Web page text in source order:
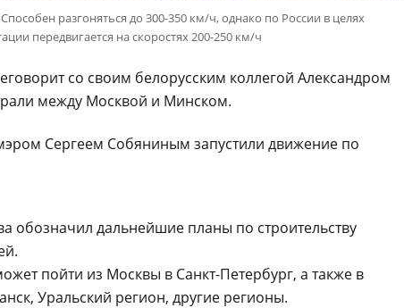
разгоняться до 300-350 км/ч, однако по России в целях
передвигается на скоростях 200-250 км/ч
со своим белорусским коллегой Александром
между Москвой и Минском.
Сергеем Собяниным запустили движение по
обозначил дальнейшие планы по строительству
пойти из Москвы в Санкт-Петербург, а также в
Уральский регион, другие регионы.